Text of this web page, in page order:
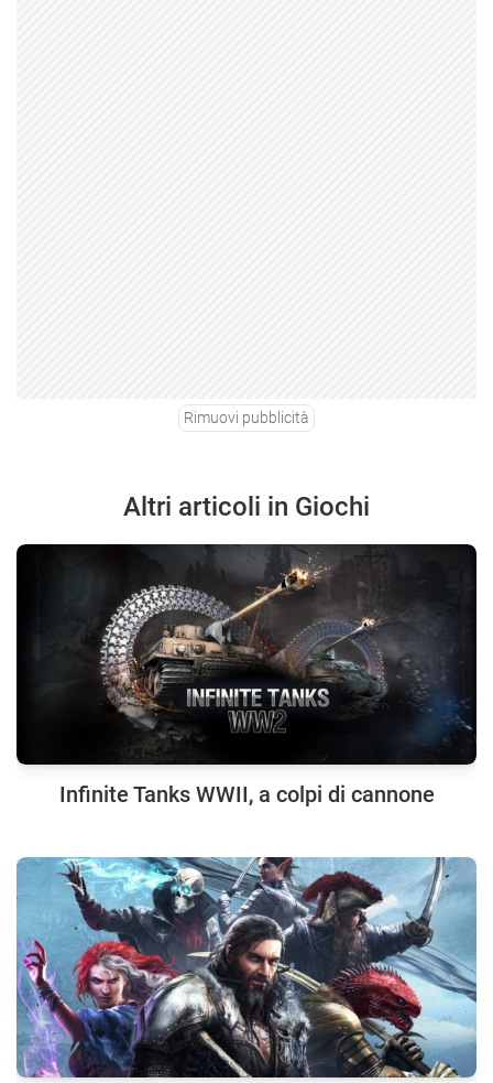
Rimuovi pubblicità
Altri articoli in Giochi
Infinite Tanks WWII, a colpi di cannone